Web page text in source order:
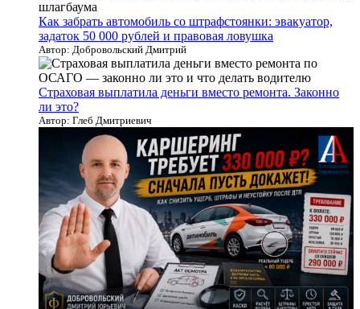
Как забрать автомобиль со штрафстоянки: эвакуатор,
задаток 50 000 рублей и правовая ловушка
Автор: Добровольский Дмитрий
Страховая выплатила деньги вместо ремонта. Законно
ли это?
Автор: Глеб Дмитриевич